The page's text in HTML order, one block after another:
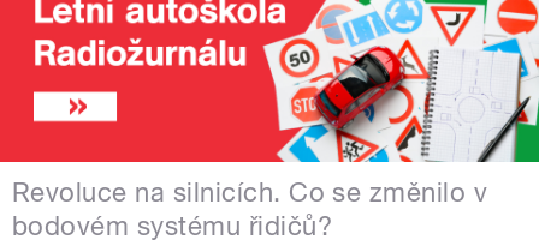
Revoluce na silnicích. Co se změnilo v
bodovém systému řidičů?